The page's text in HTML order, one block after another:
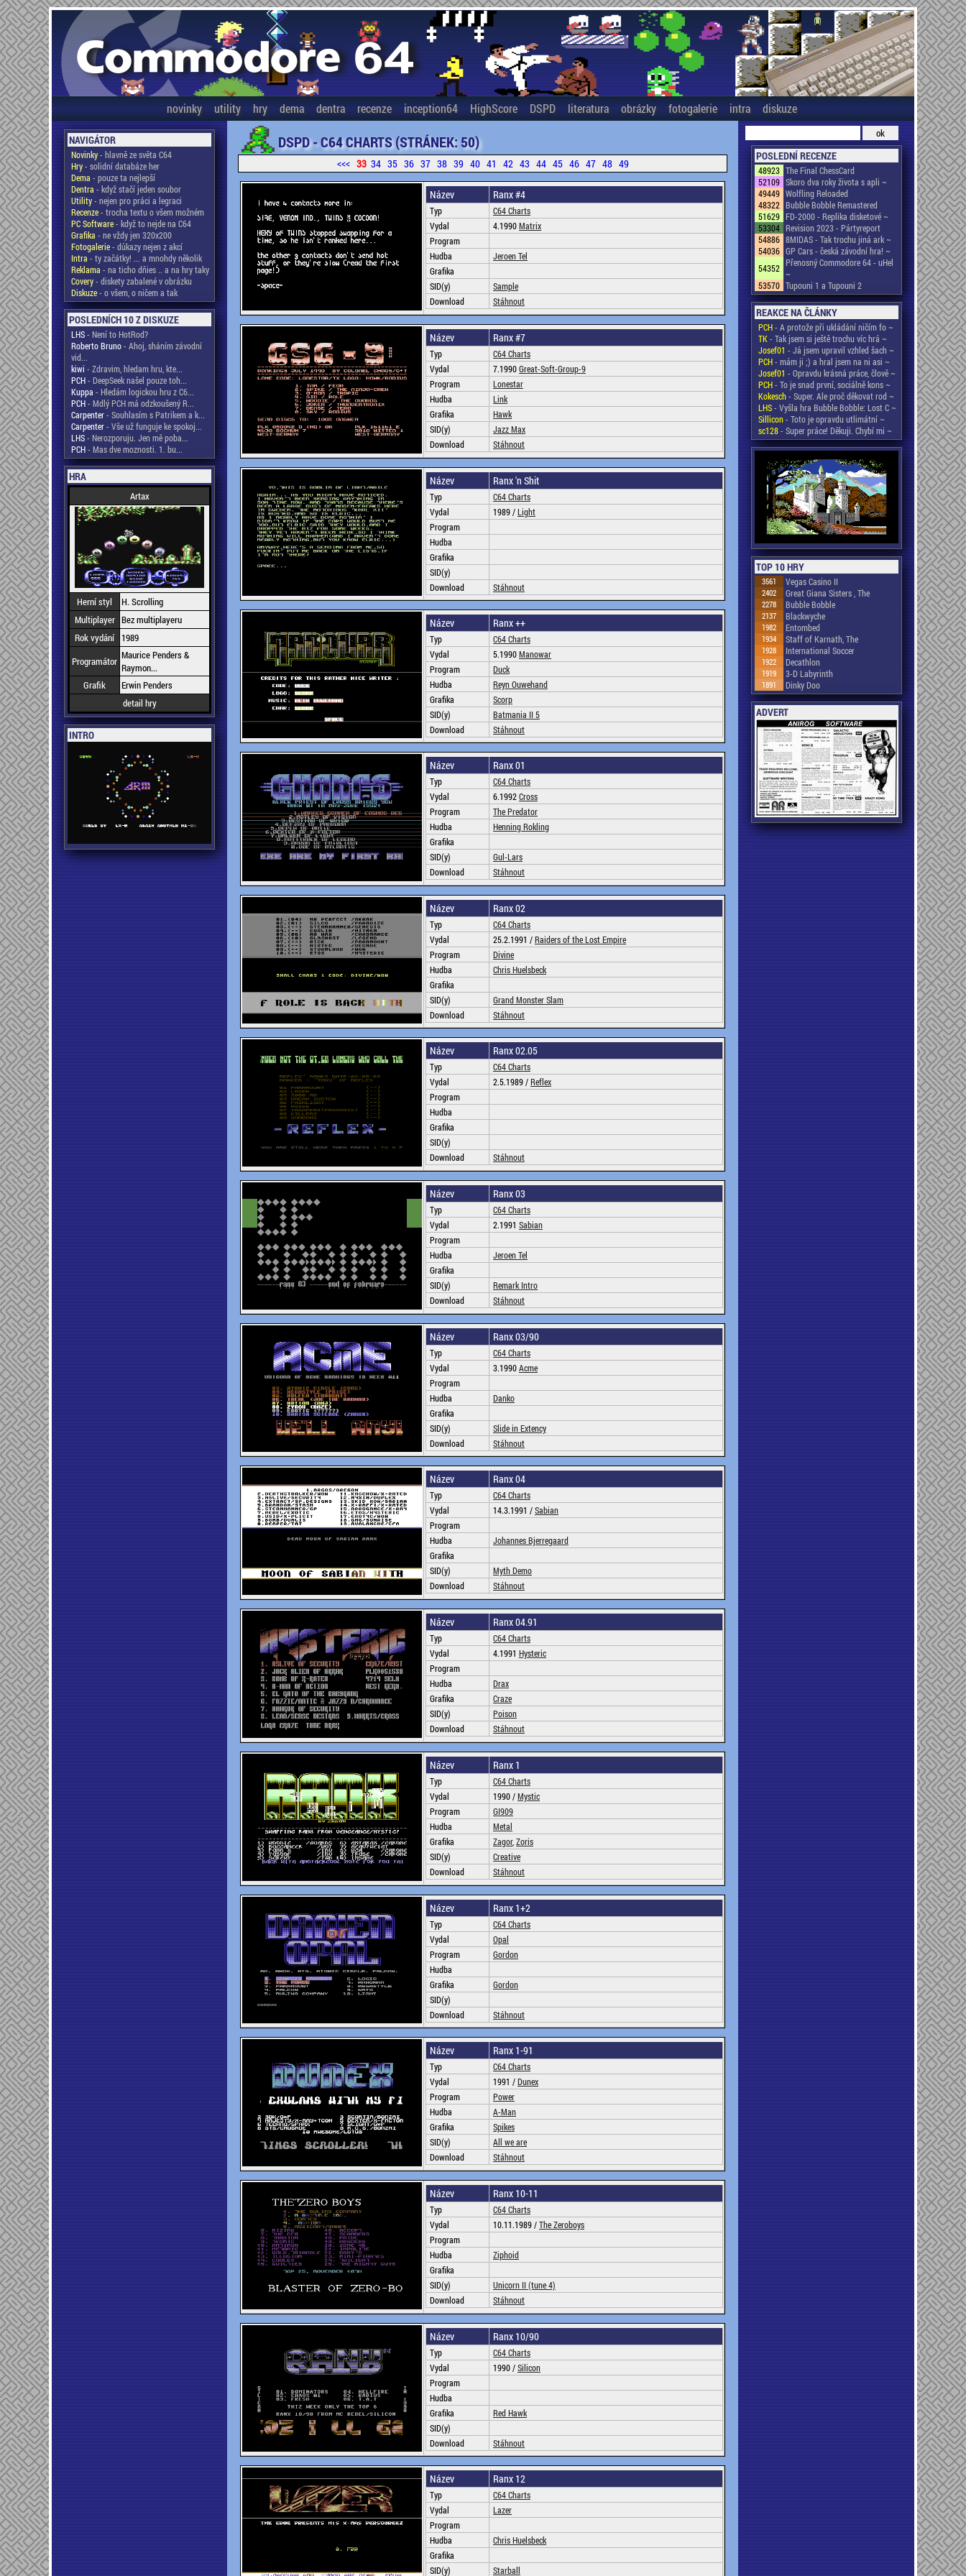
novinky utility hry dema dentra recenze inception64 HighScore DSPD literatura obrázky fotogalerie intra diskuze
NAVIGÁTOR
Novinky- hlavně ze světa C64
Hry- solidní databáze her
Dema - pouze ta nejlepší
Dentra - když stačí jeden soubor
Utility- nejen pro práci a legraci
Recenze- trocha textu o všem možném
PC Software- když to nejde na C64
Grafika - ne vždy jen 320x200
Fotogalerie- důkazy nejen z akcí
Intra - ty začátky! ... a mnohdy několik
Reklama - na ticho dňies .. a na hry taky
Covery- diskety zabalené v obrázku
Diskuze- o všem, o ničem a tak
POSLEDNÍCH 10 Z DISKUZE
LHS- Není to HotRod?
Roberto Bruno- Ahoj, sháním závodní
vid...
kiwi - Zdravim, hledam hru, kte...
PCH- DeepSeek našel pouze toh...
Kuppa - Hledám logickou hru z C6...
PCH- Mdlý PCH má odzkoušený R...
Carpenter- Souhlasím s Patrikem a k...
Carpenter- Vše už funguje ke spokoj...
LHS- Nerozporuju. Jen mě poba...
PCH- Mas dve moznosti. 1. bu...
HRA
Artax
Herní styl
H. Scrolling
Multiplayer Bez multiplayeru
Rok vydání
1989
Programátor Maurice Penders &
Raymon...
Grafik
Erwin Penders
detail hry
INTRO
DSPD - C64 CHARTS (STRÁNEK: 50)
<<< 33 34 35 36 37 38 39 40 41 42 43 44 45 46 47 48 49
Název Ranx #4
Typ
C64 Charts
Vydal
4.1990Matrix
Program
Hudba
Jeroen Tel
Grafika
SID(y)
Sample
Download
Stáhnout
Název Ranx #7
Typ
C64 Charts
Vydal
7.1990Great-Soft-Group-9
Program
Lonestar
Hudba
Link
Grafika
Hawk
SID(y)
Jazz Max
Download
Stáhnout
Název Ranx 'n Shit
Typ
C64 Charts
Vydal
1989 /Light
Program
Hudba
Grafika
SID(y)
Download
Stáhnout
Název Ranx ++
Typ
C64 Charts
Vydal
5.1990Manowar
Program
Duck
Hudba
Reyn Ouwehand
Grafika
Scorp
SID(y)
Batmania II 5
Download
Stáhnout
Název Ranx 01
Typ
C64 Charts
Vydal
6.1992Cross
Program
The Predator
Hudba
Henning Rokling
Grafika
SID(y)
Gul-Lars
Download
Stáhnout
Název Ranx 02
Typ
C64 Charts
Vydal
25.2.1991 /Raiders of the Lost Empire
Program
Divine
Hudba
Chris Huelsbeck
Grafika
SID(y)
Grand Monster Slam
Download
Stáhnout
Název Ranx 02.05
Typ
C64 Charts
Vydal
2.5.1989 /Reflex
Program
Hudba
Grafika
SID(y)
Download
Stáhnout
Název Ranx 03
Typ
C64 Charts
Vydal
2.1991 Sabian
Program
Hudba
Jeroen Tel
Grafika
SID(y)
Remark Intro
Download
Stáhnout
Název Ranx 03/90
Typ
C64 Charts
Vydal
3.1990Acme
Program
Hudba
Danko
Grafika
SID(y)
Slide in Extency
Download
Stáhnout
Název Ranx 04
Typ
C64 Charts
Vydal
14.3.1991 /Sabian
Program
Hudba
Johannes Bjerregaard
Grafika
SID(y)
Myth Demo
Download
Stáhnout
Název Ranx 04.91
Typ
C64 Charts
Vydal
4.1991 Hysteric
Program
Hudba
Drax
Grafika
Craze
SID(y)
Poison
Download
Stáhnout
Název Ranx 1
Typ
C64 Charts
Vydal
1990 /Mystic
Program
GI909
Hudba
Metal
Grafika
Zagor, Zoris
SID(y)
Creative
Download
Stáhnout
Název Ranx 1+2
Typ
C64 Charts
Vydal
Opal
Program
Gordon
Hudba
Grafika
Gordon
SID(y)
Download
Stáhnout
Název Ranx 1-91
Typ
C64 Charts
Vydal
1991 /Dunex
Program
Power
Hudba
A-Man
Grafika
Spikes
SID(y)
All we are
Download
Stáhnout
Název Ranx 10-11
Typ
C64 Charts
Vydal
10.11.1989 /The Zeroboys
Program
Hudba
Ziphoid
Grafika
SID(y)
Unicorn II (tune 4)
Download
Stáhnout
Název Ranx 10/90
Typ
C64 Charts
Vydal
1990 /Silicon
Program
Hudba
Grafika
Red Hawk
SID(y)
Download
Stáhnout
Název Ranx 12
Typ
C64 Charts
Vydal
Lazer
Program
Hudba
Chris Huelsbeck
Grafika
SID(y)
Starball
POSLEDNÍ RECENZE
48923 The Final ChessCard
52109 Skoro dva roky života s apli ~
49449 Wolfling Reloaded
48322 Bubble Bobble Remastered
51629 FD-2000 - Replika disketové ~
53304 Revision 2023 - Pártyreport
54886 8MIDAS - Tak trochu jiná ark ~
54036 GP Cars - česká závodní hra! ~
54352 Přenosný Commodore 64 - uHel
~
53570 Tupouni 1 a Tupouni 2
REAKCE NA ČLÁNKY
PCH- A protože při ukládání ničím fo ~
TK- Tak jsem si ještě trochu víc hrá ~
Josef01 - Já jsem upravil vzhled šach ~
PCH- mám ji ;) a hral jsem na ni asi ~
Josef01 - Opravdu krásná práce, člově ~
PCH- To je snad první, sociálně kons ~
Kokesch- Super. Ale proč děkovat rod ~
LHS- Vyšla hra Bubble Bobble: Lost C ~
Sillicon- Toto je opravdu utlimátní ~
sc128- Super práce! Děkuji. Chybí mi ~
TOP 10 HRY
3561 Vegas Casino II
2402 Great Giana Sisters , The
2278 Bubble Bobble
2137 Blackwyche
1982 Entombed
1934 Staff of Karnath, The
1928 International Soccer
1922 Decathlon
1919 3-D Labyrinth
1891 Dinky Doo
ADVERT